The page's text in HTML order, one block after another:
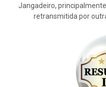
Jangadeiro,
retransmitida por